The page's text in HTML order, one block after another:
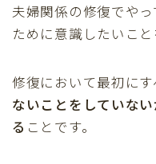
夫婦関係の修復でや
ために意識したいこと
修復において最初にす
ないことをしていな
る ことです。